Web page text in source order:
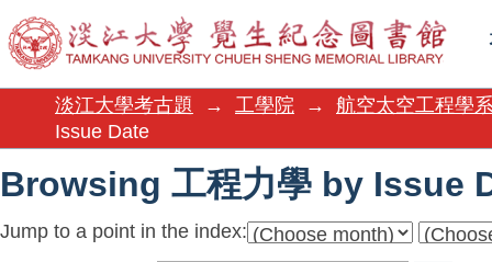
Browsing 工程力學 by Issue
淡江大學考古題 → 工學院 →
航空太空工程學
Issue Date
Browsing 工程力學 by Issue
Jump to a point in the index: